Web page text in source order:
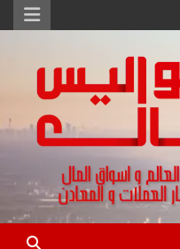
اسواق المال و العملات